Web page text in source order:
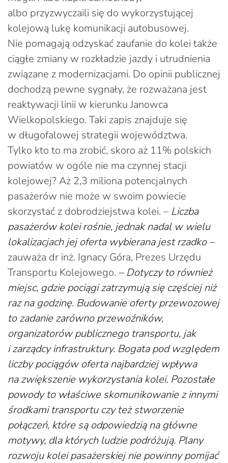
albo przyzwyczaili się do wykorzystującej
kolejową lukę komunikacji autobusowej.
Nie pomagają odzyskać zaufanie do kolei także
ciągłe zmiany w rozkładzie jazdy i utrudnienia
związane z modernizacjami. Do opinii publicznej
dochodzą pewne sygnały, że rozważana jest
reaktywacji linii w kierunku Janowca
Wielkopolskiego. Taki zapis znajduje się
w długofalowej strategii województwa.
Tylko kto to ma zrobić, skoro aż 11% polskich
powiatów w ogóle nie ma czynnej stacji
kolejowej? Aż 2,3 miliona potencjalnych
pasażerów nie może w swoim powiecie
skorzystać z dobrodziejstwa kolei. – Liczba
pasażerów kolei rośnie, jednak nadal w wielu
lokalizacjach jej oferta wybierana jest rzadko –
zauważa dr inż. Ignacy Góra, Prezes Urzędu
Transportu Kolejowego. – Dotyczy to również
miejsc, gdzie pociągi zatrzymują się częściej niż
raz na godzinę. Budowanie oferty przewozowej
to zadanie zarówno przewoźników,
organizatorów publicznego transportu, jak
i zarządcy infrastruktury. Bogata pod względem
liczby pociągów oferta najbardziej wpływa
na zwiększenie wykorzystania kolei. Pozostałe
powody to właściwe skomunikowanie z innymi
środkami transportu czy też stworzenie
połączeń, które są odpowiedzią na główne
motywy, dla których ludzie podróżują. Plany
rozwoju kolei pasażerskiej nie powinny pomijać